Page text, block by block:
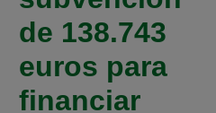
de 138.743
euros para
financiar